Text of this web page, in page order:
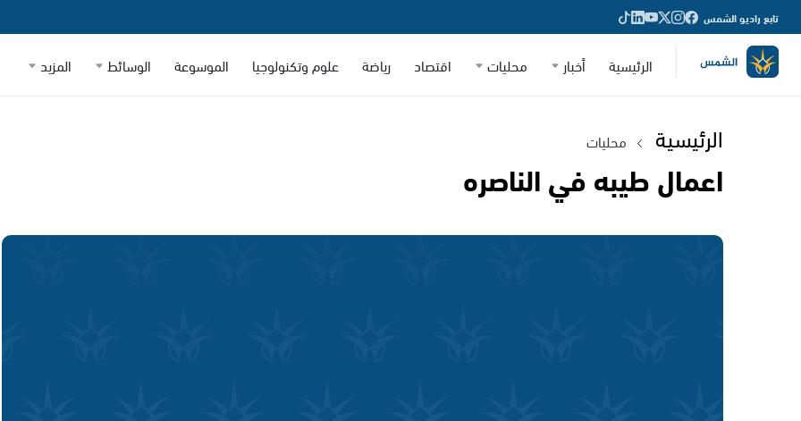
تابع راديو الشمس
الرئيسية أخبار محليات اقتصاد رياضة علوم وتكنولوجيا الموسوعة الوسائط المزيد
الرئيسية محليات
اعمال طيبه في الناصره